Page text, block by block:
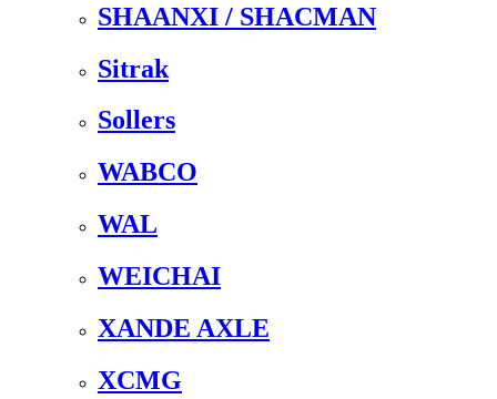
SHAANXI / SHACMAN
Sitrak
Sollers
WABCO
WAL
WEICHAI
XANDE AXLE
XCMG